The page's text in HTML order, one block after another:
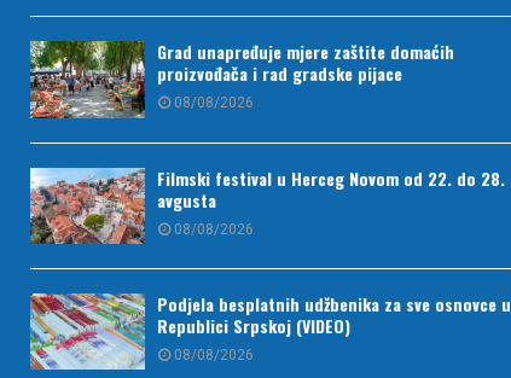
Grad unapređuje mjere zaštite domaćih
proizvođača i rad gradske pijace
08/08/2026
Filmski festival u Herceg Novom od 22. do 28.
avgusta
08/08/2026
Podjela besplatnih udžbenika za sve osnovce u
Republici Srpskoj (VIDEO)
08/08/2026